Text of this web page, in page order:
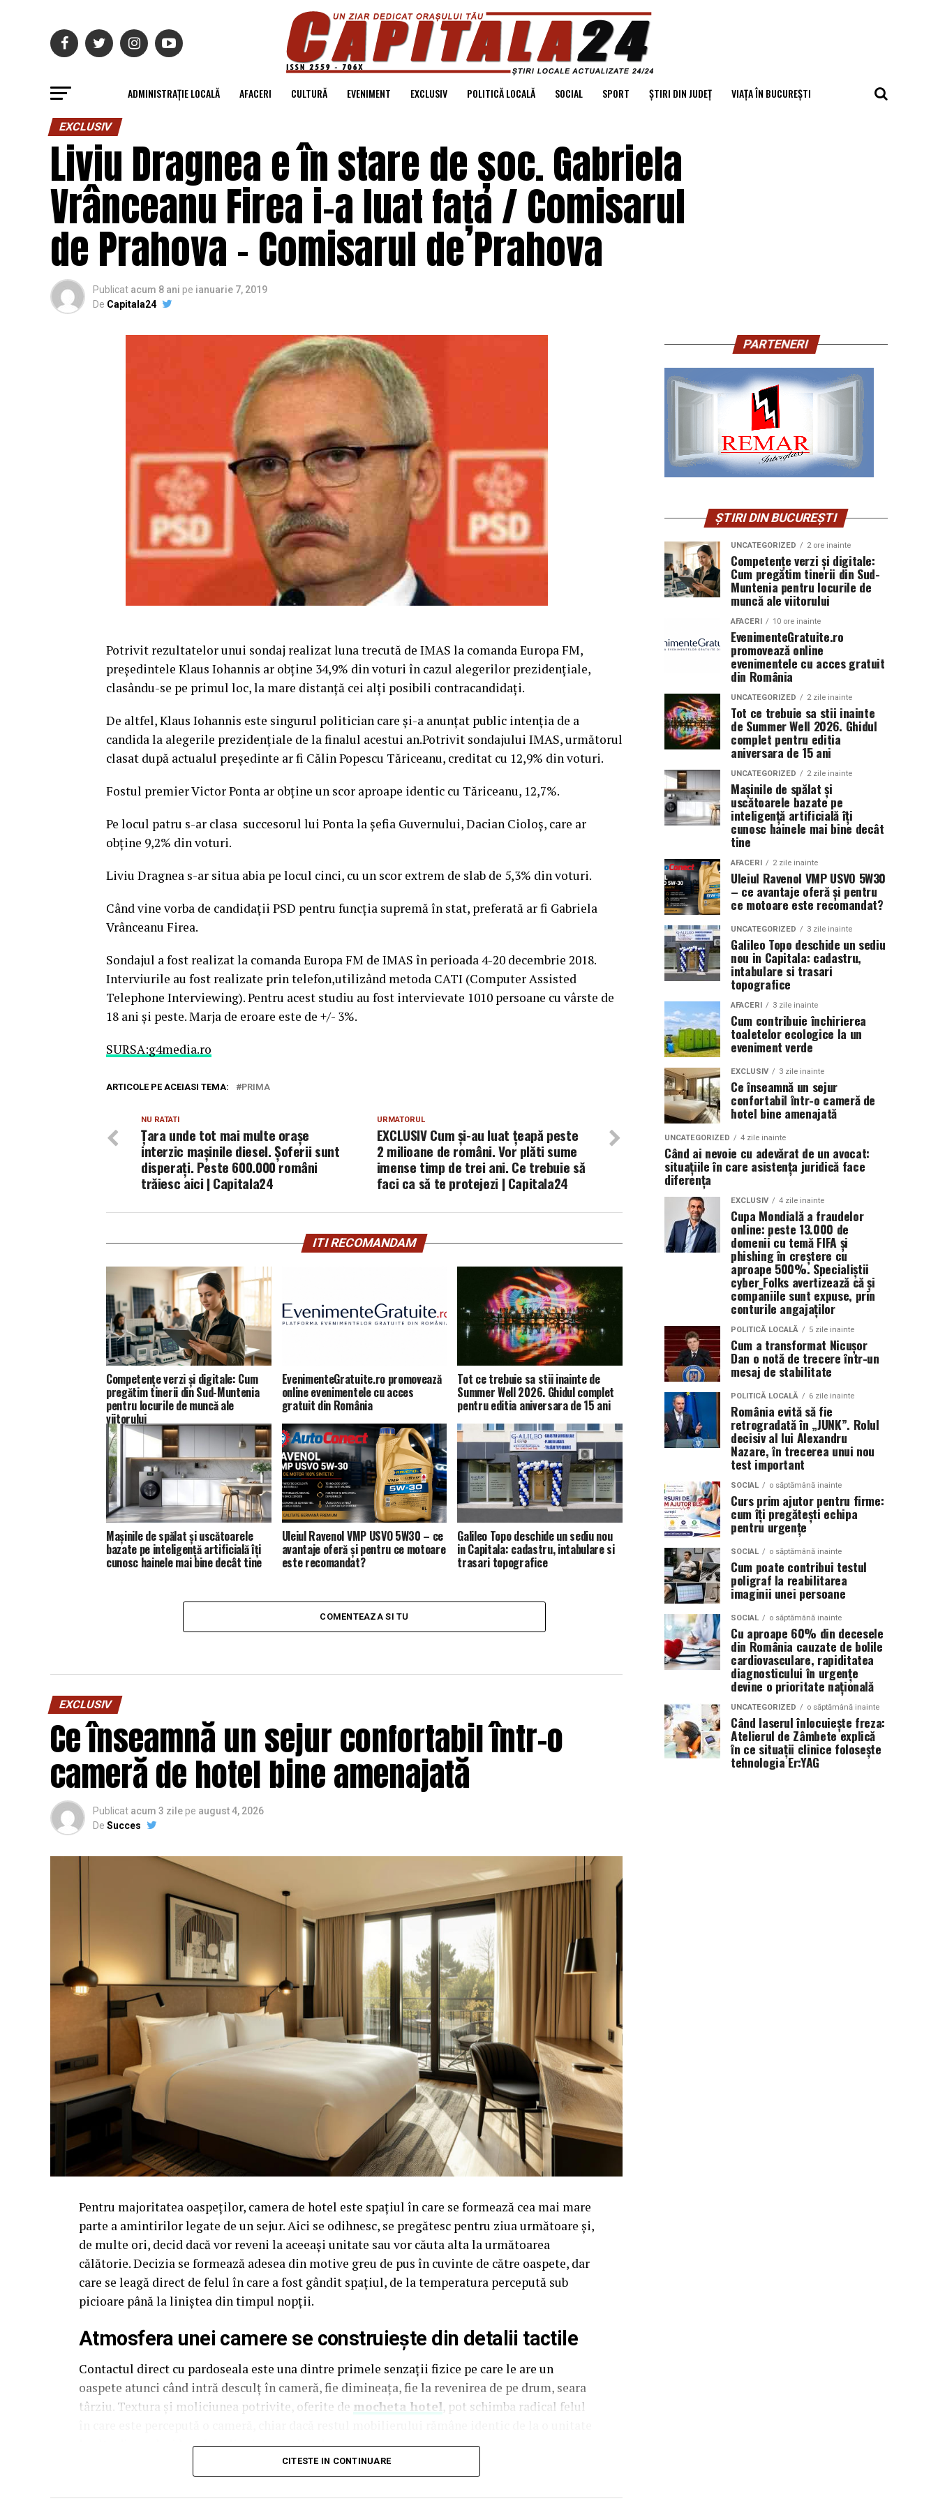
ADMINISTRAȚIE LOCALĂ AFACERI CULTURĂ EVENIMENT EXCLUSIV POLITICĂ LOCALĂ SOCIAL SPORT ȘTIRI DIN JUDEȚ VIAȚA ÎN BUCUREȘTI
EXCLUSIV
Liviu Dragnea e în stare de șoc. Gabriela
Vrânceanu Firea i-a luat fața / Comisarul
de Prahova – Comisarul de Prahova
Publicat acum 8 ani pe ianuarie 7, 2019
De Capitala24
Potrivit rezultatelor unui sondaj realizat luna trecută de IMAS la comanda Europa FM,
preşedintele Klaus Iohannis ar obţine 34,9% din voturi în cazul alegerilor prezidenţiale,
clasându-se pe primul loc, la mare distanţă cei alţi posibili contracandidaţi.
De altfel, Klaus Iohannis este singurul politician care şi-a anunţat public intenţia de a
candida la alegerile prezidenţiale de la finalul acestui an.Potrivit sondajului IMAS, următorul
clasat după actualul preşedinte ar fi Călin Popescu Tăriceanu, creditat cu 12,9% din voturi.
Fostul premier Victor Ponta ar obţine un scor aproape identic cu Tăriceanu, 12,7%.
Pe locul patru s-ar clasa succesorul lui Ponta la şefia Guvernului, Dacian Cioloş, care ar
obţine 9,2% din voturi.
Liviu Dragnea s-ar situa abia pe locul cinci, cu un scor extrem de slab de 5,3% din voturi.
Când vine vorba de candidaţii PSD pentru funcţia supremă în stat, preferată ar fi Gabriela
Vrânceanu Firea.
Sondajul a fost realizat la comanda Europa FM de IMAS în perioada 4-20 decembrie 2018.
Interviurile au fost realizate prin telefon,utilizând metoda CATI (Computer Assisted
Telephone Interviewing). Pentru acest studiu au fost intervievate 1010 persoane cu vârste de
18 ani şi peste. Marja de eroare este de +/- 3%.
SURSA:g4media.ro
ARTICOLE PE ACEIASI TEMA: PRIMA
URMATORUL
EXCLUSIV Cum și-au luat țeapă peste
2 milioane de români. Vor plăti sume
imense timp de trei ani. Ce trebuie să
faci ca să te protejezi | Capitala24
NU RATATI
Țara unde tot mai multe orașe
interzic mașinile diesel. Șoferii sunt
disperați. Peste 600.000 români
trăiesc aici | Capitala24
ITI RECOMANDAM
Competențe verzi și digitale: Cum
pregătim tinerii din Sud-Muntenia
pentru locurile de muncă ale
viitorului
EvenimenteGratuite.ro promovează
online evenimentele cu acces
gratuit din România
Tot ce trebuie sa stii inainte de
Summer Well 2026. Ghidul complet
pentru editia aniversara de 15 ani
Mașinile de spălat și uscătoarele
bazate pe inteligență artificială îți
cunosc hainele mai bine decât tine
Uleiul Ravenol VMP USVO 5W30 – ce
avantaje oferă și pentru ce motoare
este recomandat?
Galileo Topo deschide un sediu nou
in Capitala: cadastru, intabulare si
trasari topografice
COMENTEAZA SI TU
EXCLUSIV
Ce înseamnă un sejur confortabil într-o
cameră de hotel bine amenajată
Publicat acum 3 zile pe august 4, 2026
De Succes
Pentru majoritatea oaspeților, camera de hotel este spațiul în care se formează cea mai mare
parte a amintirilor legate de un sejur. Aici se odihnesc, se pregătesc pentru ziua următoare și,
de multe ori, decid dacă vor reveni la aceeași unitate sau vor căuta alta la următoarea
călătorie. Decizia se formează adesea din motive greu de pus în cuvinte de către oaspete, dar
care se leagă direct de felul în care a fost gândit spațiul, de la temperatura percepută sub
picioare până la liniștea din timpul nopții.
Atmosfera unei camere se construiește din detalii tactile
Contactul direct cu pardoseala este una dintre primele senzații fizice pe care le are un
oaspete atunci când intră desculț în cameră, fie dimineața, fie la revenirea de pe drum, seara
târziu. Textura și moliciunea potrivite, oferite de mocheta hotel, pot schimba radical felul
la alta din același lanț hotelier internațional.
Dincolo de senzația tactilă, pardoseala influențează și percepția termică a spațiului. O
cameră cu suprafețe reci sub picioare pare, subiectiv, mai puțin îngrijită, indiferent de
CITESTE IN CONTINUARE
PARTENERI
ȘTIRI DIN BUCUREȘTI
UNCATEGORIZED 2 ore inainte
Competențe verzi și digitale:
Cum pregătim tinerii din Sud-
Muntenia pentru locurile de
muncă ale viitorului
AFACERI 10 ore inainte
EvenimenteGratuite.ro
promovează online
evenimentele cu acces gratuit
din România
UNCATEGORIZED 2 zile inainte
Tot ce trebuie sa stii inainte
de Summer Well 2026. Ghidul
complet pentru editia
aniversara de 15 ani
UNCATEGORIZED 2 zile inainte
Mașinile de spălat și
uscătoarele bazate pe
inteligență artificială îți
cunosc hainele mai bine decât
tine
AFACERI 2 zile inainte
Uleiul Ravenol VMP USVO 5W30
– ce avantaje oferă și pentru
ce motoare este recomandat?
UNCATEGORIZED 3 zile inainte
Galileo Topo deschide un sediu
nou in Capitala: cadastru,
intabulare si trasari
topografice
AFACERI 3 zile inainte
Cum contribuie închirierea
toaletelor ecologice la un
eveniment verde
EXCLUSIV 3 zile inainte
Ce înseamnă un sejur
confortabil într-o cameră de
hotel bine amenajată
UNCATEGORIZED 4 zile inainte
Când ai nevoie cu adevărat de un avocat:
situațiile în care asistența juridică face
diferența
EXCLUSIV 4 zile inainte
Cupa Mondială a fraudelor
online: peste 13.000 de
domenii cu temă FIFA și
phishing în creștere cu
aproape 500%. Specialiștii
cyber_Folks avertizează că și
companiile sunt expuse, prin
conturile angajaților
POLITICĂ LOCALĂ 5 zile inainte
Cum a transformat Nicușor
Dan o notă de trecere într-un
mesaj de stabilitate
POLITICĂ LOCALĂ 6 zile inainte
România evită să fie
retrogradată în „JUNK”. Rolul
decisiv al lui Alexandru
Nazare, în trecerea unui nou
test important
SOCIAL o săptămână inainte
Curs prim ajutor pentru firme:
cum îți pregătești echipa
pentru urgențe
SOCIAL o săptămână inainte
Cum poate contribui testul
poligraf la reabilitarea
imaginii unei persoane
SOCIAL o săptămână inainte
Cu aproape 60% din decesele
din România cauzate de bolile
cardiovasculare, rapiditatea
diagnosticului în urgențe
devine o prioritate națională
UNCATEGORIZED o săptămână inainte
Când laserul înlocuiește freza:
Atelierul de Zâmbete explică
în ce situații clinice folosește
tehnologia Er:YAG